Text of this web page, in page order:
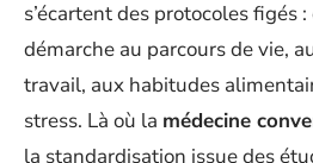
s’écartent des protocoles figés
démarche au parcours de vie,
travail, aux habitudes
stress. Là où la médecine
la standardisation issue des